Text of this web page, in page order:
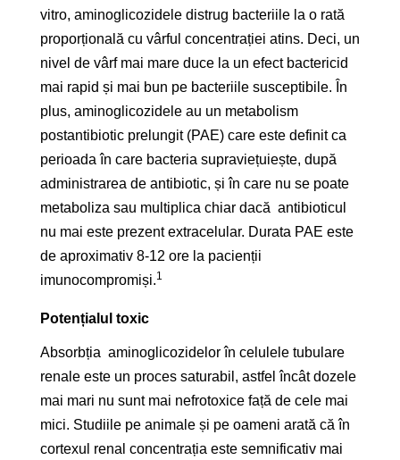
vitro, aminoglicozidele distrug bacteriile la o rată
proporțională cu vârful concentrației atins. Deci, un
nivel de vârf mai mare duce la un efect bactericid
mai rapid și mai bun pe bacteriile susceptibile. În
plus, aminoglicozidele au un metabolism
postantibiotic prelungit (PAE) care este definit ca
perioada în care bacteria supraviețuiește, după
administrarea de antibiotic, și în care nu se poate
metaboliza sau multiplica chiar dacă antibioticul
nu mai este prezent extracelular. Durata PAE este
de aproximativ 8-12 ore la pacienții
imunocompromiși.1
Potențialul toxic
Absorbția aminoglicozidelor în celulele tubulare
renale este un proces saturabil, astfel încât dozele
mai mari nu sunt mai nefrotoxice față de cele mai
mici. Studiile pe animale și pe oameni arată că în
cortexul renal concentrația este semnificativ mai